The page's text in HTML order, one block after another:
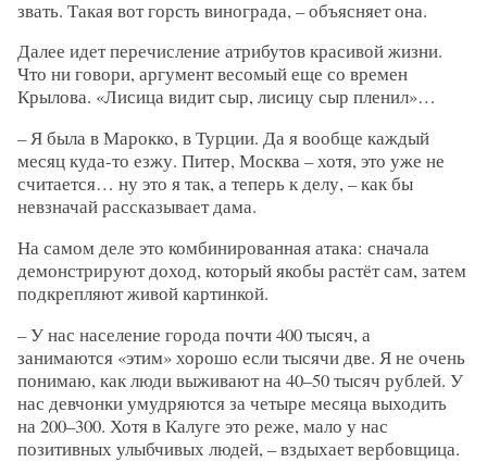
звать. Такая вот горсть винограда, – объясняет она.
Далее идет перечисление атрибутов красивой жизни.
Что ни говори, аргумент весомый еще со времен
Крылова. «Лисица видит сыр, лисицу сыр пленил»…
– Я была в Марокко, в Турции. Да я вообще каждый
месяц куда-то езжу. Питер, Москва – хотя, это уже не
считается… ну это я так, а теперь к делу, – как бы
невзначай рассказывает дама.
На самом деле это комбинированная атака: сначала
демонстрируют доход, который якобы растёт сам, затем
подкрепляют живой картинкой.
– У нас население города почти 400 тысяч, а
занимаются «этим» хорошо если тысячи две. Я не очень
понимаю, как люди выживают на 40–50 тысяч рублей. У
нас девчонки умудряются за четыре месяца выходить
на 200–300. Хотя в Калуге это реже, мало у нас
позитивных улыбчивых людей, – вздыхает вербовщица.